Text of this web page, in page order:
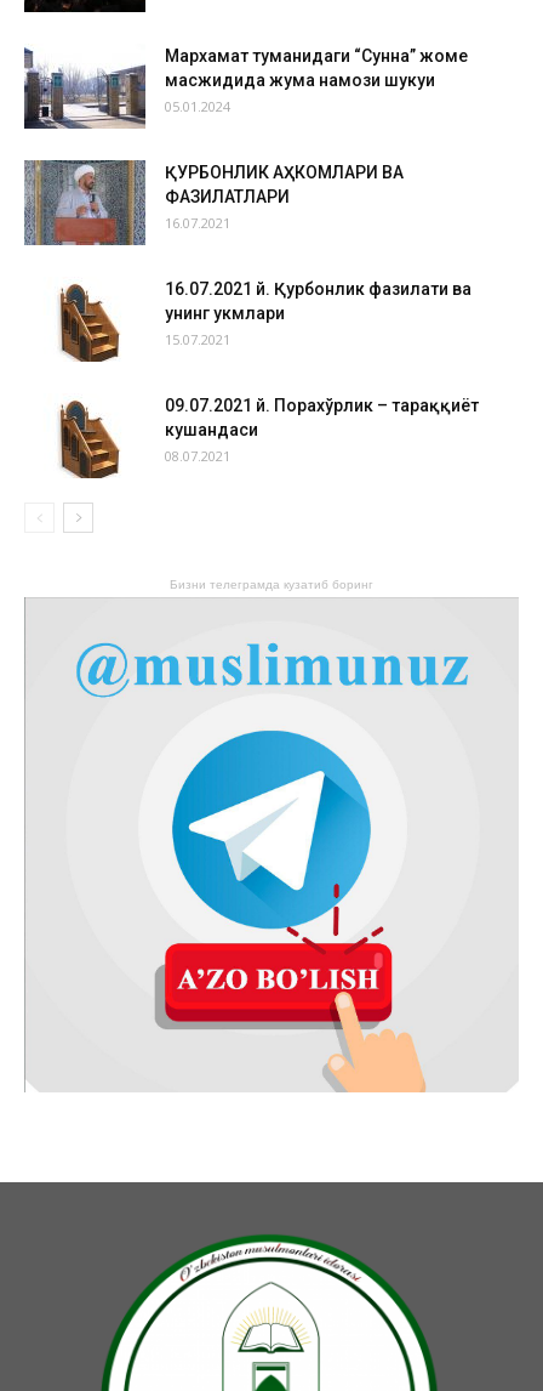
Мархамат туманидаги “Сунна” жоме
масжидида жума намози шукуҳи
05.01.2024
ҚУРБОНЛИК АҲКОМЛАРИ ВА
ФАЗИЛАТЛАРИ
16.07.2021
16.07.2021 й. Қурбонлик фазилати ва
унинг ҳукмлари
15.07.2021
09.07.2021 й. Порахўрлик – тараққиёт
кушандаси
08.07.2021
Бизни телеграмда кузатиб боринг